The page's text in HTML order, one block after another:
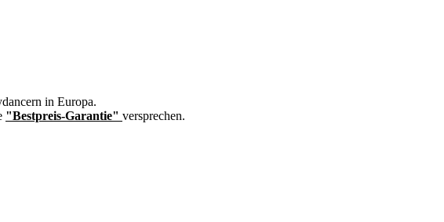
in Europa.
"Bestpreis-Garantie" versprechen.